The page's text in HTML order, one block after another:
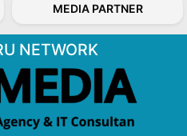
MEDIA PARTNER
NETWORK